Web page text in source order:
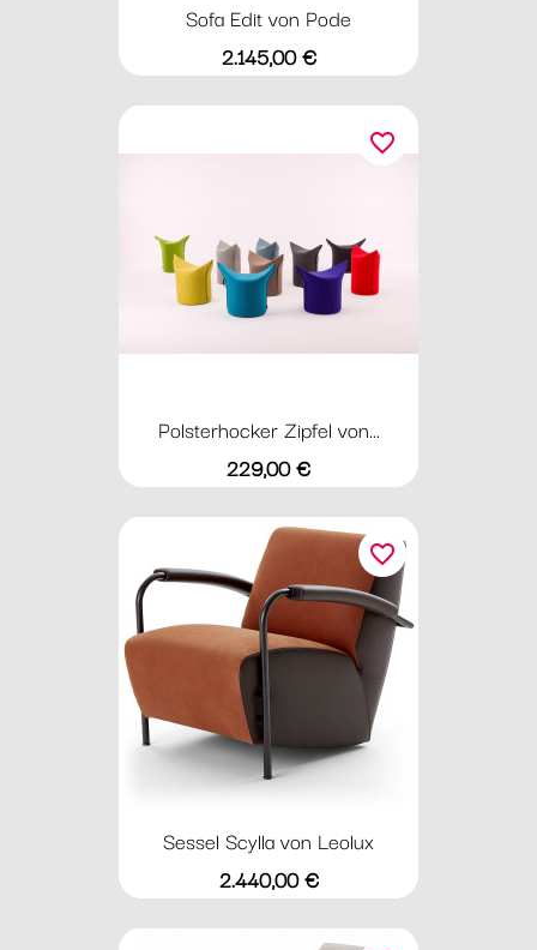
Sofa Edit von Pode
Preis
2.145,00 €
Polsterhocker Zipfel von...
Preis
229,00 €
favorite_border
Sessel Scylla von Leolux
Preis
2.440,00 €
favorite_border